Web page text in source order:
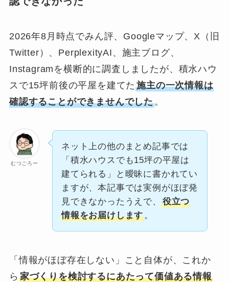
2026年8月時点でみん評、Googleマップ、X（旧
Twitter）、PerplexityAI、施主ブログ、
Instagramを横断的に調査しましたが、積水ハウ
スで15坪前後の平屋を建てた施主の一次情報は
確認することができませんでした。
むつごろー
ネット上の他のまとめ記事では
「積水ハウスでも15坪の平屋は
建てられる」と曖昧に書かれてい
ますが、本記事では実例がほぼ発
見できなかったうえで、
役立つ
情報をお届けします。
「情報がほぼ存在しない」こと自体が、これか
ら 家づくりを検討するにあたって価値ある情報